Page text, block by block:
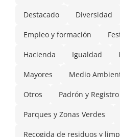
Destacado Diversidad
Empleo y formación
Hacienda Igualdad
Mayores Medio
Otros Padrón y
Parques y Zonas Verdes
Recogida de residuos y